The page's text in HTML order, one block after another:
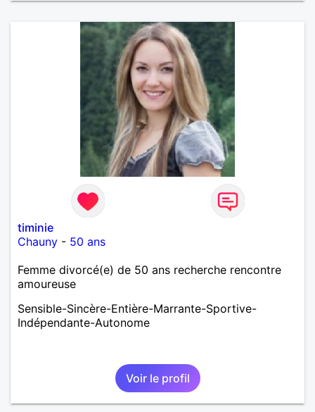
timinie
Chauny - 50 ans
Femme divorcé(e) de 50 ans recherche rencontre
amoureuse
Sensible-Sincère-Entière-Marrante-Sportive-
Indépendante-Autonome
Voir le profil